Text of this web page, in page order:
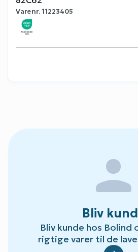
Varenr.11223405
person
Bliv
Bliv kunde hos Bolind
rigtige varer til de